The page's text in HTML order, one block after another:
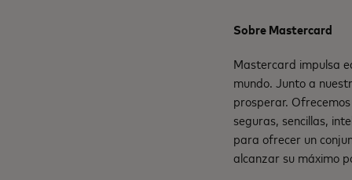
Sobre Mastercard
Mastercard impulsa
mundo. Junto a
prosperar.
seguras, sencillas,
para ofrecer un
alcanzar su máximo